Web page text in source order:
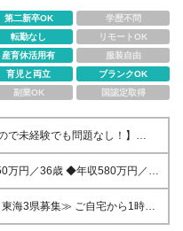
第二新卒OK
学歴不問
転勤なし
リモートOK
産育休活用有
服装自由
育児と両立
ブランクOK
副業OK 国認定取得
で未経験でも問題なし！】
採用 ---------------- ■経
◎アルバイト/フリータ
万円／36歳 ◆年収580万円／
ヵ月(昨年実
給22万9000円～＋賞与年2回
海3県募集≫ ご自宅から1時間
やすいエリアの店舗での勤務と